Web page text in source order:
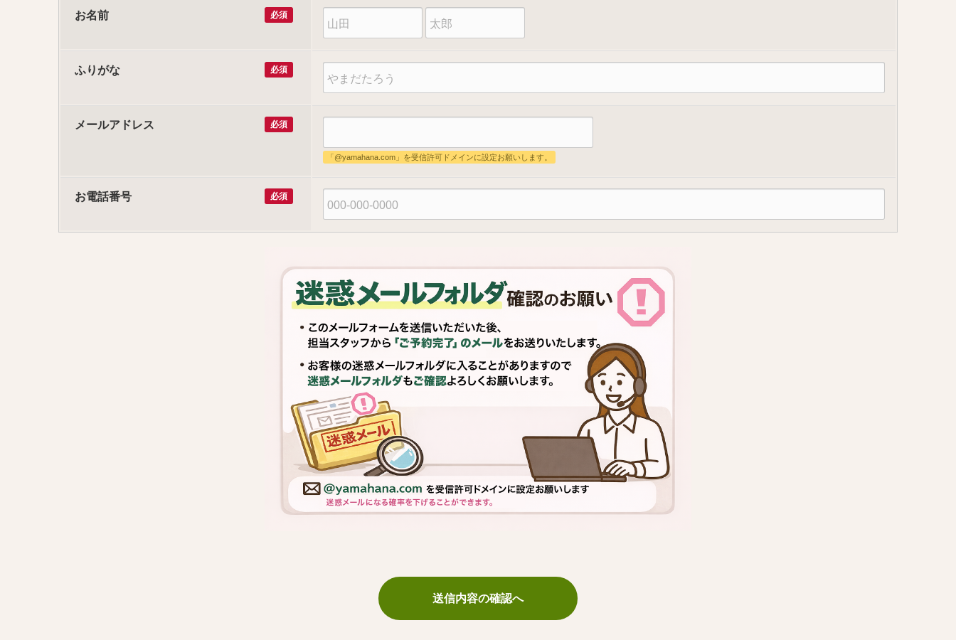
お名前 必須
字
前
ふりがな 必須
メールアドレス 必須
「@yamahana.com」を受信許可ドメインに設定お願いします。
お電話番号 必須